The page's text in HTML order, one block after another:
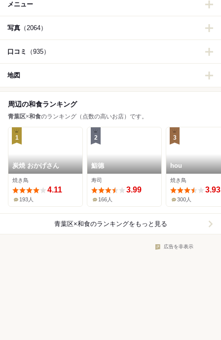
メニュー
写真 （2064）
口コミ （935）
地図
周辺の和食ランキング
青葉区×和食のランキング（点数の高いお店）です。
1
炭焼 おかげさん
焼き鳥
4.11
193人
2
鮨德
寿司
3.99
166人
3
hou
焼き鳥
3.93
300人
青葉区×和食のランキングをもっと見る
広告を非表示